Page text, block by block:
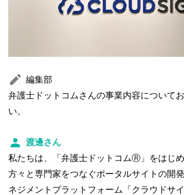
編集部
弁護士ドットコムさんの事業内容について
い。
渡邊さん
私たちは、「弁護士ドットコムⓇ」をはじ
方々と専門家をつなぐポータルサイトの開
ネジメントプラットフォーム「クラウドサ